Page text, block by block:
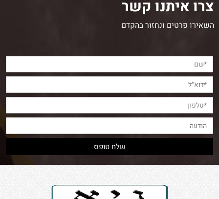
צרו איתנו קשר
השאירו פרטים ונחזור בהקדם